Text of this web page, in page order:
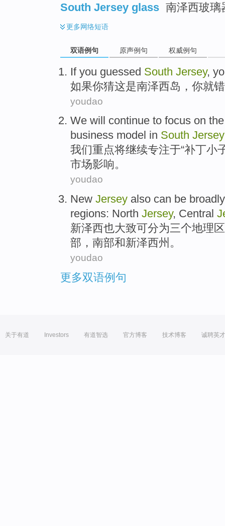
South Jersey glass 南泽西玻璃
更多网络短语
双语例句 原声例句 权威例句
If you guessed South Jersey,
如果你猜这是南泽西岛 ，你就错
youdao
We will continue to focus on
business model in South Jersey
我们重点将继续专注于“补丁小
市场影响。
youdao
New Jersey also can be broadly
regions: North Jersey, Central
新泽西也大致可分为三个地理
部 ， 南部和新泽西州。
youdao
更多双语例句
关于有道 Investors 有道智选 官方博客 技术博客 诚聘英才